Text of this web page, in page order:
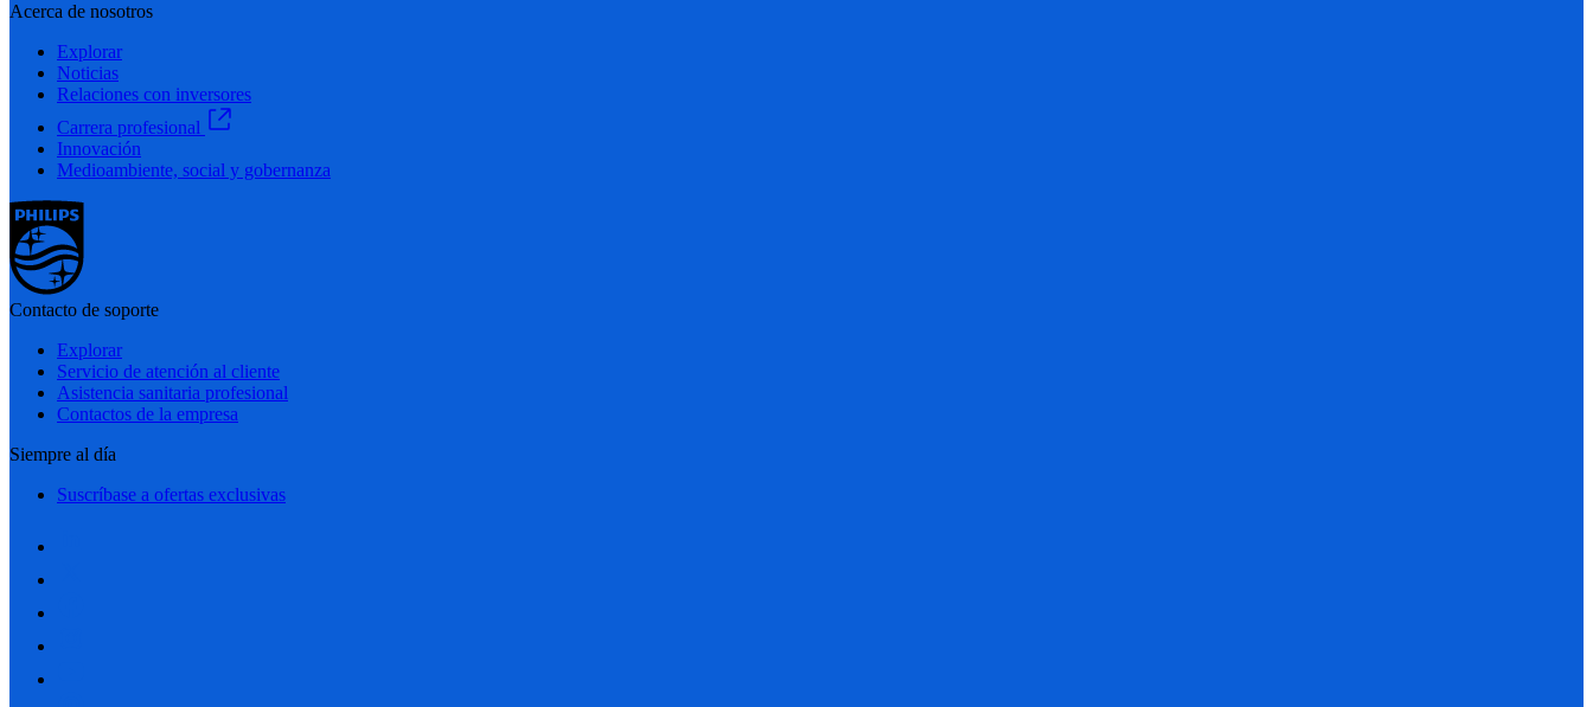
Acerca de nosotros
Explorar
Noticias
Relaciones con inversores
Carrera profesional
Innovación
Medioambiente, social y gobernanza
Contacto de soporte
Explorar
Servicio de atención al cliente
Asistencia sanitaria profesional
Contactos de la empresa
Siempre al día
Suscríbase a ofertas exclusivas